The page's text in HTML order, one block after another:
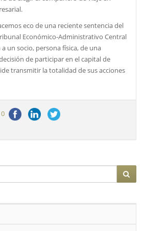
eco de una reciente sentencia del
Económico-Administrativo Central
un socio, persona física, de una
de participar en el capital de
transmitir la totalidad de sus acciones
0